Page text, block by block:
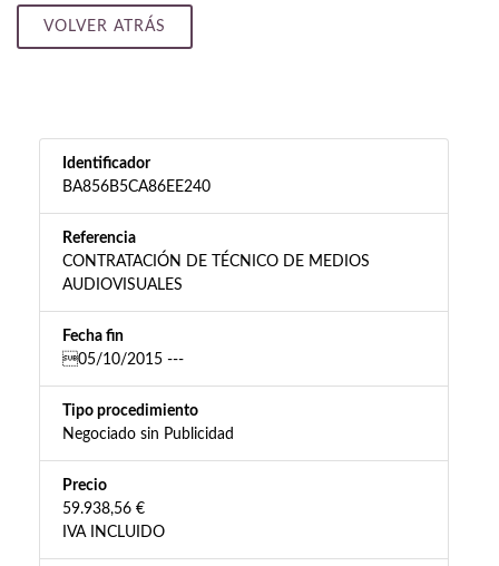
VOLVER ATRÁS
Identificador
BA856B5CA86EE240
Referencia
CONTRATACIÓN DE TÉCNICO DE MEDIOS
AUDIOVISUALES
Fecha fin
05/10/2015 ---
Tipo procedimiento
Negociado sin Publicidad
Precio
59.938,56 €
IVA INCLUIDO